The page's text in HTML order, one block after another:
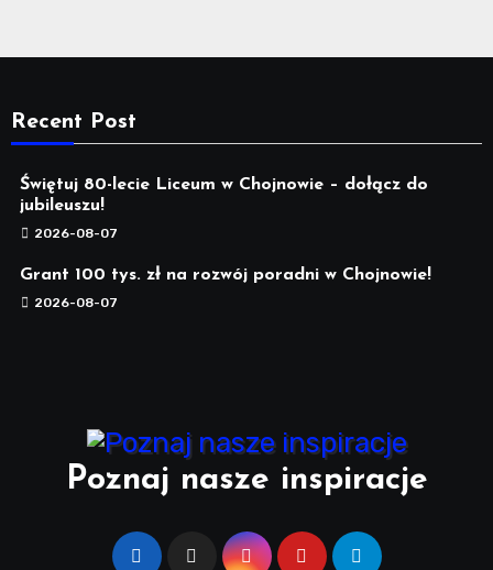
Recent Post
Świętuj 80-lecie Liceum w Chojnowie – dołącz do
jubileuszu!
2026-08-07
Grant 100 tys. zł na rozwój poradni w Chojnowie!
2026-08-07
Poznaj nasze inspiracje